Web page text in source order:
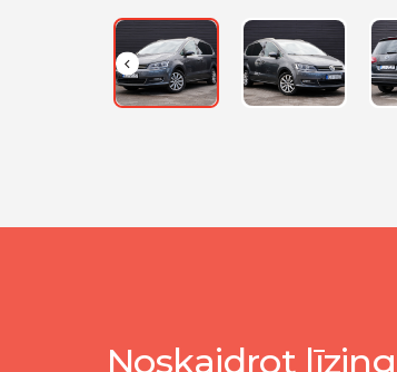
Noskaidrot